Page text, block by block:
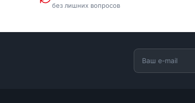
без лишних вопросов